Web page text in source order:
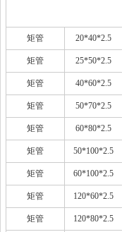
矩管 20*40*2.5
矩管 25*50*2.5
矩管 40*60*2.5
矩管 50*70*2.5
矩管 60*80*2.5
矩管 50*100*2.5
矩管 60*100*2.5
矩管 120*60*2.5
矩管 120*80*2.5